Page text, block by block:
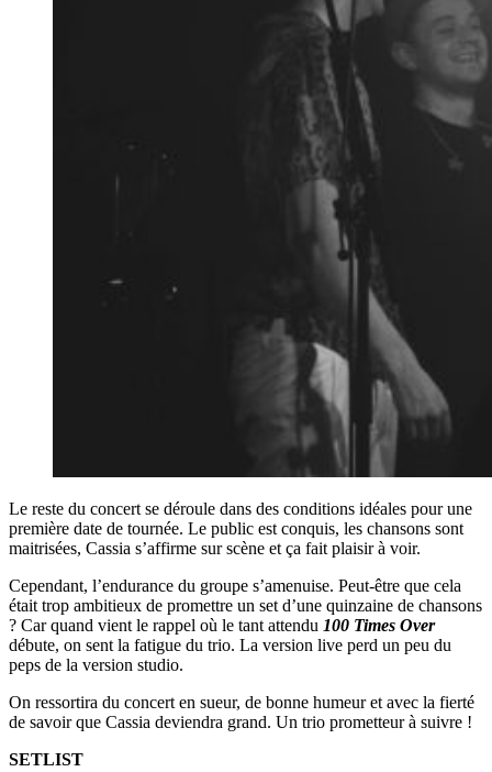
Le reste du concert se déroule dans des conditions idéales pour une
première date de tournée. Le public est conquis, les chansons sont
maitrisées, Cassia s’affirme sur scène et ça fait plaisir à voir.
Cependant, l’endurance du groupe s’amenuise. Peut-être que cela
était trop ambitieux de promettre un set d’une quinzaine de chansons
? Car quand vient le rappel où le tant attendu 100 Times Over
débute, on sent la fatigue du trio. La version live perd un peu du
peps de la version studio.
On ressortira du concert en sueur, de bonne humeur et avec la fierté
de savoir que Cassia deviendra grand. Un trio prometteur à suivre !
SETLIST